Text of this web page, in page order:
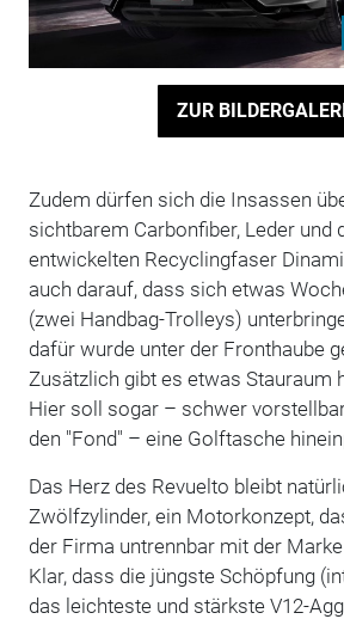
ZUR
Zudem dürfen sich die Insassen
sichtbarem Carbonfiber, Leder und
entwickelten Recyclingfaser
auch darauf, dass sich etwas
(zwei Handbag-Trolleys)
dafür wurde unter der Fronthaube
Zusätzlich gibt es etwas Stauraum
Hier soll sogar – schwer
den "Fond" – eine Golftasche
Das Herz des Revuelto bleibt
Zwölfzylinder, ein Motorkonzept,
der Firma untrennbar mit der
Klar, dass die jüngste Schöpfung
das leichteste und stärkste V12-